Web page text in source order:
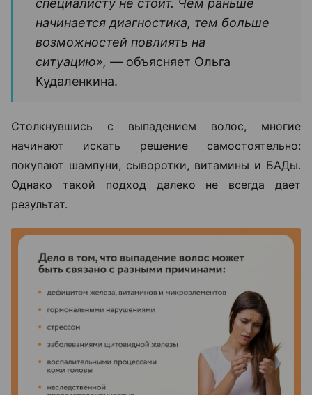
начинается диагностика, тем больше
возможностей повлиять на
ситуацию», — объясняет Ольга
Кудаленкина.
Столкнувшись с выпадением волос, многие
начинают искать решение самостоятельно:
покупают шампуни, сыворотки, витамины и БАДы.
Однако такой подход далеко не всегда дает
результат.